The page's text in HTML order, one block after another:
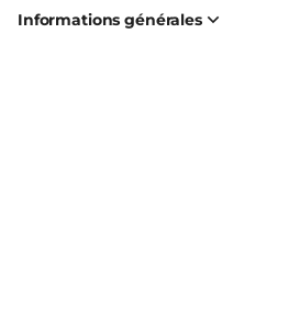
Informations générales